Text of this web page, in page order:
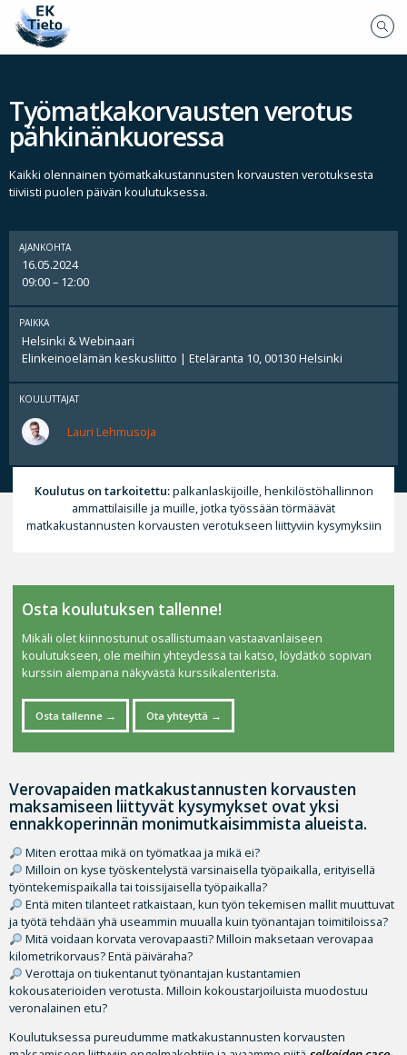
Työmatkakorvausten verotus
pähkinänkuoressa
Kaikki olennainen työmatkakustannusten korvausten verotuksesta
tiiviisti puolen päivän koulutuksessa.
AJANKOHTA
16.05.2024
09:00 – 12:00
PAIKKA
Helsinki & Webinaari
Elinkeinoelämän keskusliitto | Eteläranta 10, 00130 Helsinki
KOULUTTAJAT
Lauri Lehmusoja
Koulutus on tarkoitettu:palkanlaskijoille, henkilöstöhallinnon
ammattilaisille ja muille, jotka työssään törmäävät
matkakustannusten korvausten verotukseen liittyviin kysymyksiin
Verovapaiden matkakustannusten korvausten
maksamiseen liittyvät kysymykset ovat yksi
ennakkoperinnän monimutkaisimmista alueista.
Miten erottaa mikä on työmatkaa ja mikä ei?
Milloin on kyse työskentelystä varsinaisella työpaikalla, erityisellä
työntekemispaikalla tai toissijaisella työpaikalla?
Entä miten tilanteet ratkaistaan, kun työn tekemisen mallit muuttuvat
ja työtä tehdään yhä useammin muualla kuin työnantajan toimitiloissa?
Mitä voidaan korvata verovapaasti? Milloin maksetaan verovapaa
kilometrikorvaus? Entä päiväraha?
Verottaja on tiukentanut työnantajan kustantamien
kokousaterioiden verotusta. Milloin kokoustarjoiluista muodostuu
veronalainen etu?
Koulutuksessa pureudumme matkakustannusten korvausten
Osta koulutuksen tallenne!
Mikäli olet kiinnostunut osallistumaan vastaavanlaiseen
koulutukseen, ole meihin yhteydessä tai katso, löydätkö sopivan
kurssin alempana näkyvästä kurssikalenterista.
Osta tallenne Ota yhteyttä